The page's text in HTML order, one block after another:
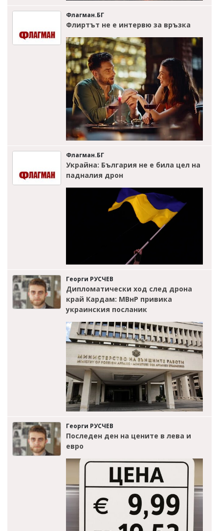
Флагман.БГ
Флиртът не е интервю за връзка
Флагман.БГ
Украйна: България не е била цел на
падналия дрон
Георги РУСЧЕВ
Дипломатически ход след дрона
край Кардам: МВнР привика
украинския посланик
Георги РУСЧЕВ
Последен ден на цените в лева и
евро